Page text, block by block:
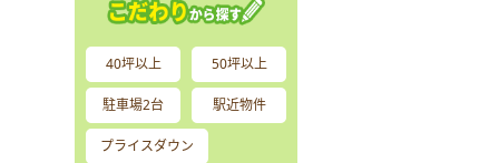
40坪以上 50坪以上
駐車場2台 駅近物件
プライスダウン